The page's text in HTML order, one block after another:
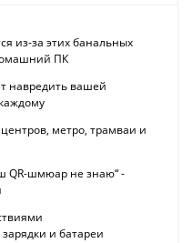
из-за этих банальных
ПК
навредить вашей
метро, трамваи и
QR-шмюар не знаю“ -
и батареи